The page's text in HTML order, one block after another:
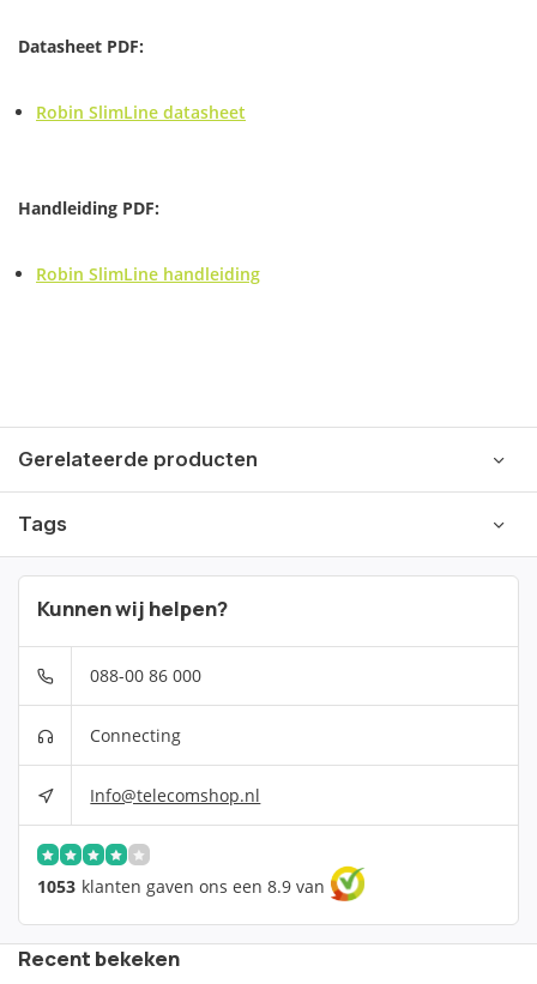
Datasheet PDF:
Robin SlimLine datasheet
Handleiding PDF:
Robin SlimLine handleiding
Gerelateerde producten
Tags
Kunnen wij helpen?
088-00 86 000
Connecting
Info@telecomshop.nl
1053 klanten gaven ons een 8.9 van
Recent bekeken